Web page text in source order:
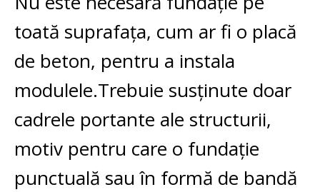
toată suprafața, cum ar fi o placă
de beton, pentru a instala
modulele.Trebuie susținute doar
cadrele portante ale structurii,
motiv pentru care o fundație
punctuală sau în formă de bandă